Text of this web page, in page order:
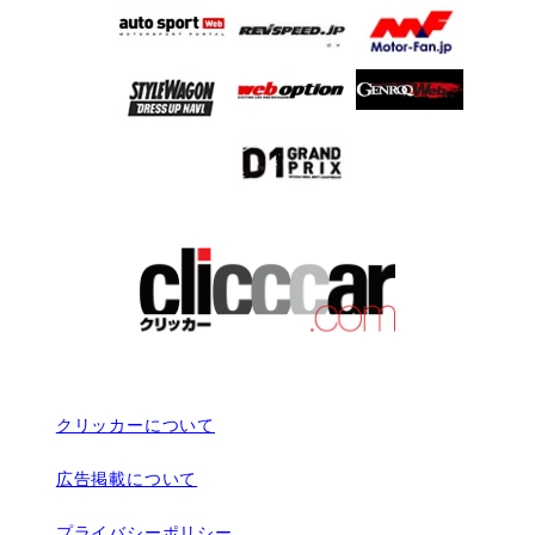
クリッカーについて
広告掲載について